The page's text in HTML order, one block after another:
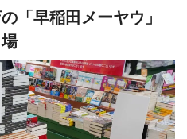
「早稲田メーヤウ」